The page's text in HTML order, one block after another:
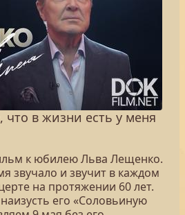
в жизни есть у меня
к юбилею Льва Лещенко.
звучало и звучит в каждом
на протяжении 60 лет.
его «Соловьиную